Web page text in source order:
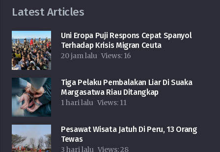
Latest Articles
Uni Eropa Puji Respons Cepat Spanyol
Terhadap Krisis Migran Ceuta
20 jam lalu Views: 16
Tiga Pelaku Pembalakan Liar Di Suaka
Margasatwa Riau Ditangkap
1 hari lalu Views: 11
Pesawat Wisata Jatuh Di Peru, 13 Orang
Tewas
3 hari lalu Views:28